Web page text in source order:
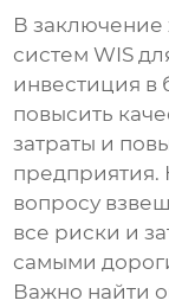
В заключение
систем WIS
инвестиция в
повысить
затраты и
предприятия.
вопросу
все риски и
самыми
Важно найти